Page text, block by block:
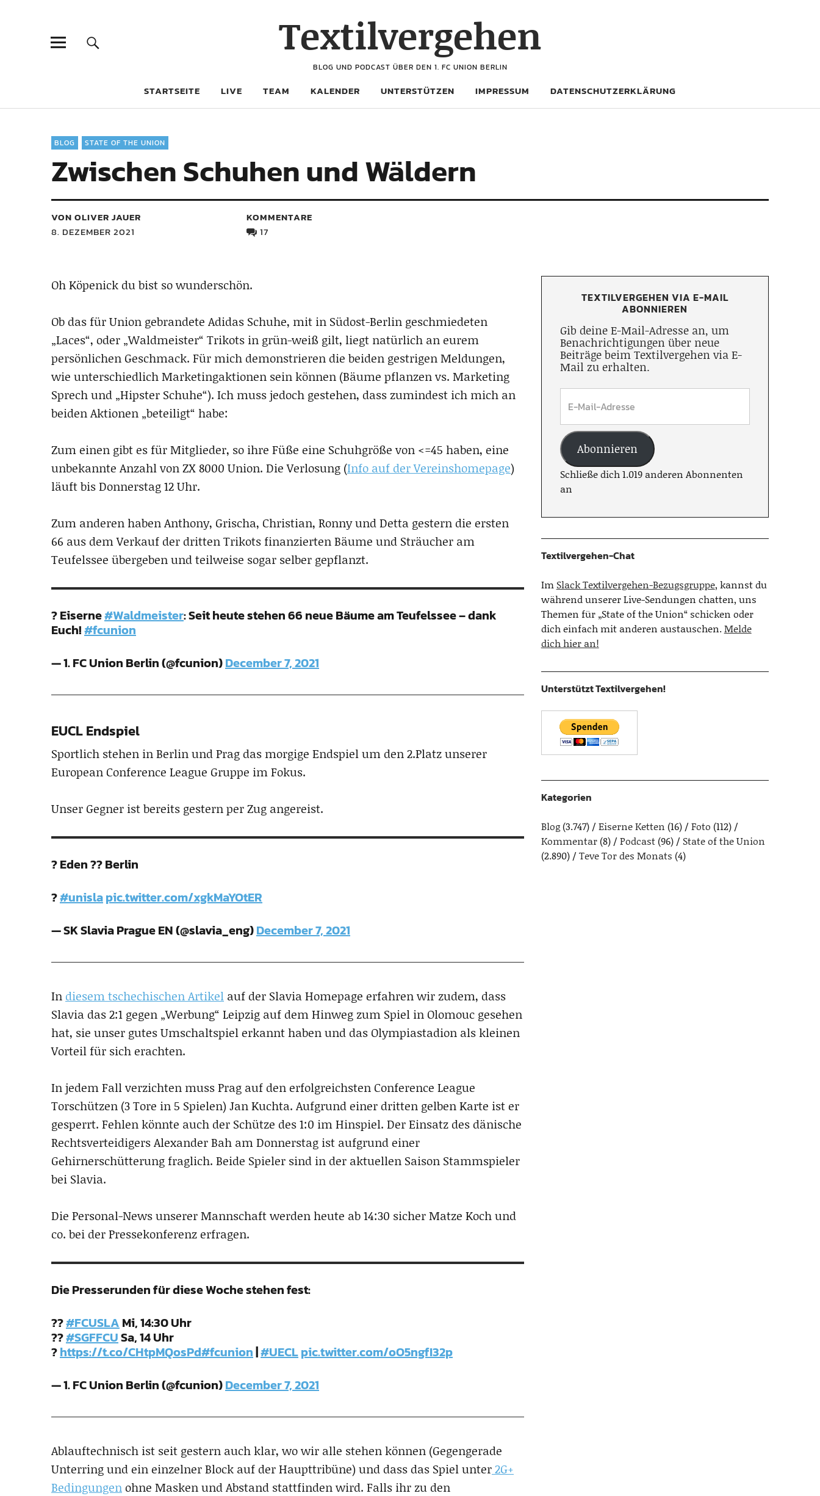
Textilvergehen
BLOG UND PODCAST ÜBER DEN 1. FC UNION BERLIN
STARTSEITE LIVE TEAM KALENDER UNTERSTÜTZEN IMPRESSUM DATENSCHUTZERKLÄRUNG
BLOG STATE OF THE UNION
Zwischen Schuhen und Wäldern
VON OLIVER JAUER
8. DEZEMBER 2021
KOMMENTARE
17
Oh Köpenick du bist so wunderschön.
Ob das für Union gebrandete Adidas Schuhe, mit in Südost-Berlin geschmiedeten
„Laces“, oder „Waldmeister“ Trikots in grün-weiß gilt, liegt natürlich an eurem
persönlichen Geschmack. Für mich demonstrieren die beiden gestrigen Meldungen,
wie unterschiedlich Marketingaktionen sein können (Bäume pflanzen vs. Marketing
Sprech und „Hipster Schuhe“). Ich muss jedoch gestehen, dass zumindest ich mich an
beiden Aktionen „beteiligt“ habe:
Zum einen gibt es für Mitglieder, so ihre Füße eine Schuhgröße von <=45 haben, eine
unbekannte Anzahl von ZX 8000 Union. Die Verlosung (Info auf der Vereinshomepage)
läuft bis Donnerstag 12 Uhr.
Zum anderen haben Anthony, Grischa, Christian, Ronny und Detta gestern die ersten
66 aus dem Verkauf der dritten Trikots finanzierten Bäume und Sträucher am
Teufelssee übergeben und teilweise sogar selber gepflanzt.
? Eiserne#Waldmeister: Seit heute stehen 66 neue Bäume am Teufelssee – dank
Euch!#fcunion
— 1. FC Union Berlin (@fcunion)December 7, 2021
EUCL Endspiel
Sportlich stehen in Berlin und Prag das morgige Endspiel um den 2.Platz unserer
European Conference League Gruppe im Fokus.
Unser Gegner ist bereits gestern per Zug angereist.
? Eden ?? Berlin
?#unislapic.twitter.com/xgkMaYOtER
— SK Slavia Prague EN (@slavia_eng)December 7, 2021
In diesem tschechischen Artikel auf der Slavia Homepage erfahren wir zudem, dass
Slavia das 2:1 gegen „Werbung“ Leipzig auf dem Hinweg zum Spiel in Olomouc gesehen
hat, sie unser gutes Umschaltspiel erkannt haben und das Olympiastadion als kleinen
Vorteil für sich erachten.
In jedem Fall verzichten muss Prag auf den erfolgreichsten Conference League
Torschützen (3 Tore in 5 Spielen) Jan Kuchta. Aufgrund einer dritten gelben Karte ist er
gesperrt. Fehlen könnte auch der Schütze des 1:0 im Hinspiel. Der Einsatz des dänische
Rechtsverteidigers Alexander Bah am Donnerstag ist aufgrund einer
Gehirnerschütterung fraglich. Beide Spieler sind in der aktuellen Saison Stammspieler
bei Slavia.
Die Personal-News unserer Mannschaft werden heute ab 14:30 sicher Matze Koch und
co. bei der Pressekonferenz erfragen.
Die Presserunden für diese Woche stehen fest:
??#FCUSLAMi, 14:30 Uhr
??#SGFFCUSa, 14 Uhr
?https://t.co/CHtpMQosPd#fcunion|#UECLpic.twitter.com/oO5ngfI32p
— 1. FC Union Berlin (@fcunion)December 7, 2021
Ablauftechnisch ist seit gestern auch klar, wo wir alle stehen können (Gegengerade
Unterring und ein einzelner Block auf der Haupttribüne) und dass das Spiel unter2G+
Bedingungenohne Masken und Abstand stattfinden wird. Falls ihr zu den
TEXTILVERGEHEN VIA E-MAIL
ABONNIEREN
Gib deine E-Mail-Adresse an, um
Benachrichtigungen über neue
Beiträge beim Textilvergehen via E-
Mail zu erhalten.
Abonnieren
Schließe dich 1.019 anderen Abonnenten
an
Textilvergehen-Chat
Im Slack Textilvergehen-Bezugsgruppe, kannst du
während unserer Live-Sendungen chatten, uns
Themen für „State of the Union“ schicken oder
dich einfach mit anderen austauschen.Melde
dich hier an!
Unterstützt Textilvergehen!
Kategorien
Blog(3.747) Eiserne Ketten (16) Foto (112)
Kommentar(8) Podcast(96)
State of the Union
(2.890)
Teve Tor des Monats (4)